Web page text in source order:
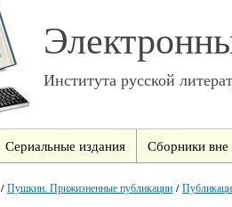
Института русской
Сериальные издания Сборники вне
/Пушкин. Прижизненные публикации /